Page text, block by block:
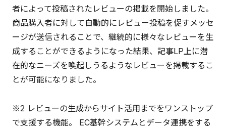
者によって投稿されたレビューの掲載を開始しました。
商品購入者に対して自動的にレビュー投稿を促すメッセ
ージが送信されることで、継続的に様々なレビューを生
成することができるようになった結果、記事LP上に潜
在的なニーズを喚起しうるようなレビューを掲載するこ
とが可能になりました。
※2 レビューの生成からサイト活用までをワンストップ
で支援する機能。 EC基幹システムとデータ連携をする